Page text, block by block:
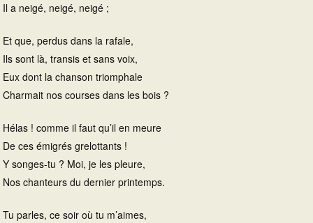
Il a neigé, neigé, neigé ;
Et que, perdus dans la rafale,
Ils sont là, transis et sans voix,
Eux dont la chanson triomphale
Charmait nos courses dans les bois ?
Hélas ! comme il faut qu’il en meure
De ces émigrés grelottants !
Y songes-tu ? Moi, je les pleure,
Nos chanteurs du dernier printemps.
Tu parles, ce soir où tu m’aimes,